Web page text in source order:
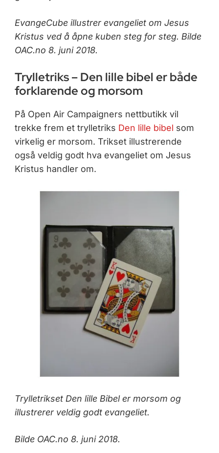
EvangeCube illustrer evangeliet om Jesus
Kristus ved å åpne kuben steg for steg. Bilde
OAC.no 8. juni 2018.
Trylletriks – Den lille bibel er både
forklarende og morsom
På Open Air Campaigners nettbutikk vil
trekke frem et trylletriks Den lille bibel som
virkelig er morsom. Trikset illustrerende
også veldig godt hva evangeliet om Jesus
Kristus handler om.
Trylletrikset Den lille Bibel er morsom og
illustrerer veldig godt evangeliet.
Bilde OAC.no 8. juni 2018.